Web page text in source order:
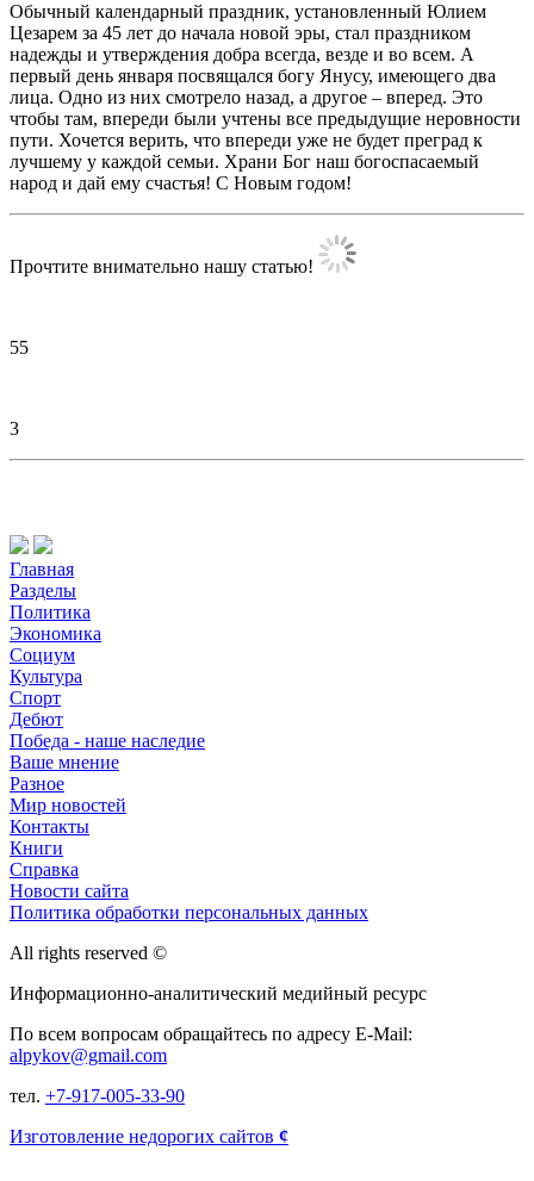
Обычный календарный праздник, установленный Юлием
Цезарем за 45 лет до начала новой эры, стал праздником
надежды и утверждения добра всегда, везде и во всем. А
первый день января посвящался богу Янусу, имеющего два
лица. Одно из них смотрело назад, а другое – вперед. Это
чтобы там, впереди были учтены все предыдущие неровности
пути. Хочется верить, что впереди уже не будет преград к
лучшему у каждой семьи. Храни Бог наш богоспасаемый
народ и дай ему счастья! С Новым годом!
Прочтите внимательно нашу статью!
55
3
Главная
Разделы
Политика
Экономика
Социум
Культура
Спорт
Дебют
Победа - наше наследие
Ваше мнение
Разное
Мир новостей
Контакты
Книги
Справка
Новости сайта
Политика обработки персональных данных
All rights reserved ©
Информационно-аналитический медийный ресурс
По всем вопросам обращайтесь по адресу E-Mail:
alpykov@gmail.com
тел. +7-917-005-33-90
Изготовление недорогих сайтов ¢